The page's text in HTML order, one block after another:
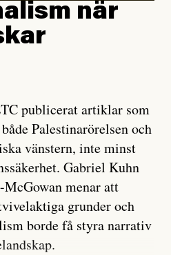
när
publicerat artiklar som
Palestinarörelsen och
vänstern, inte minst
Gabriel Kuhn
menar att
grunder och
borde få styra narrativ